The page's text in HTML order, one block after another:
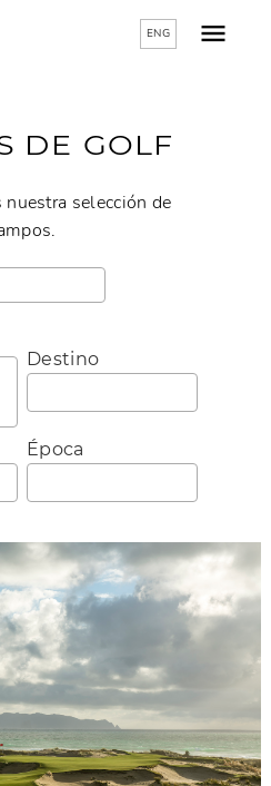
ENG
DE GOLF
selección de
Destino
Época